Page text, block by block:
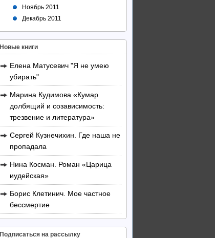
Ноябрь 2011
Декабрь 2011
Новые книги
Елена Матусевич "Я не умею
убирать"
Марина Кудимова «Кумар
долбящий и созависимость:
трезвение и литература»
Сергей Кузнечихин. Где наша не
пропадала
Нина Косман. Роман «Царица
иудейская»
Борис Клетинич. Мое частное
бессмертие
Подписаться на рассылку